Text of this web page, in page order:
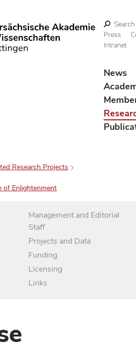
Search
Press
Intranet
News
Research Projects
of Enlightenment
Management and Editorial
Staff
Projects and Data
Funding
Licensing
Links